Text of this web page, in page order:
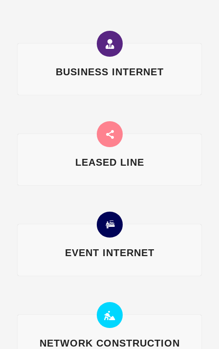
BUSINESS INTERNET
LEASED LINE
EVENT INTERNET
NETWORK CONSTRUCTION